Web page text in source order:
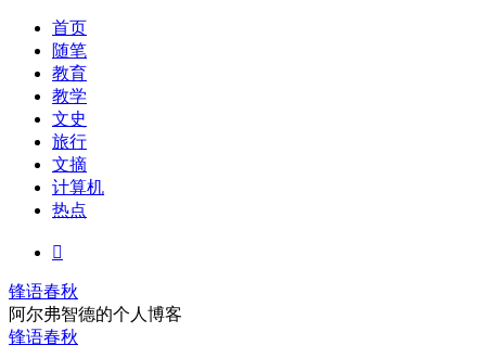
首页
随笔
教育
教学
文史
旅行
文摘
计算机
热点

锋语春秋
阿尔弗智德的个人博客
锋语春秋